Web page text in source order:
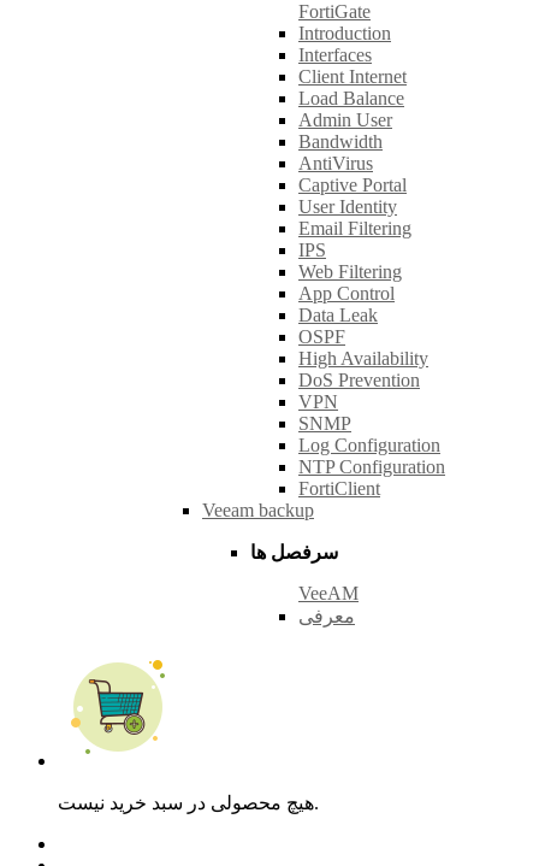
FortiGate
Introduction
Interfaces
Client Internet
Load Balance
Admin User
Bandwidth
AntiVirus
Captive Portal
User Identity
Email Filtering
IPS
Web Filtering
App Control
Data Leak
OSPF
High Availability
DoS Prevention
VPN
SNMP
Log Configuration
NTP Configuration
FortiClient
Veeam backup
سرفصل ها
VeeAM
معرفی
هیچ محصولی در سبد خرید نیست.